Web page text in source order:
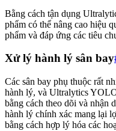
Bằng cách tận dụng
phẩm có thể nâng cao hiệu
phẩm và đáp ứng các tiêu
Xử lý hành lý sân bay
Các sân bay phụ thuộc rất
hành lý, và Ultralytics
bằng cách theo dõi và nhận
hành lý chính xác mang lại
bằng cách hợp lý hóa các